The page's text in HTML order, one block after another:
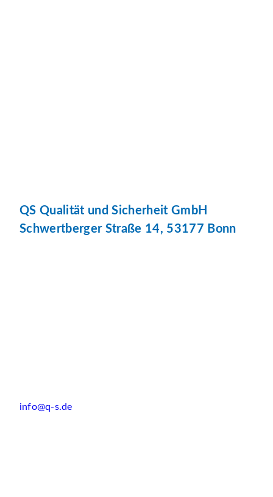
QS Qualität und Sicherheit GmbH
Schwertberger Straße 14, 53177 Bonn
info@q-s.de